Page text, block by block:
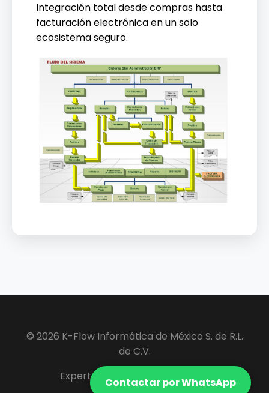
Integración total desde compras hasta
facturación electrónica en un solo
ecosistema seguro.
Contactar por WhatsApp
© 2026 K-Flow Informática de México S. de R.L.
de C.V.
Expertos en Software ERP y VIP.